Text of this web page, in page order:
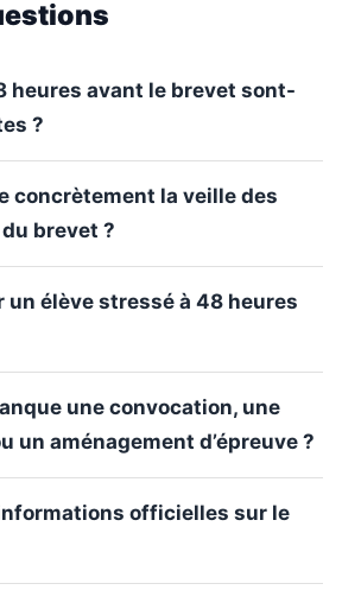
heures avant le brevet sont-
?
concrètement la veille des
brevet ?
un élève stressé à 48 heures
une convocation, une
un aménagement d’épreuve ?
officielles sur le